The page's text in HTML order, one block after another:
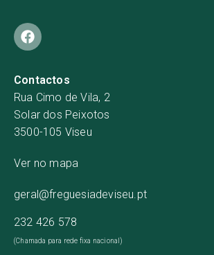
Contactos
Rua Cimo de Vila, 2
Solar dos Peixotos
3500-105 Viseu
Ver no mapa
geral@freguesiadeviseu.pt
232 426 578
(Chamada para rede fixa nacional)